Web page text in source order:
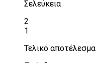
Σελεύκεια
2
1
Τελικό αποτέλεσμα